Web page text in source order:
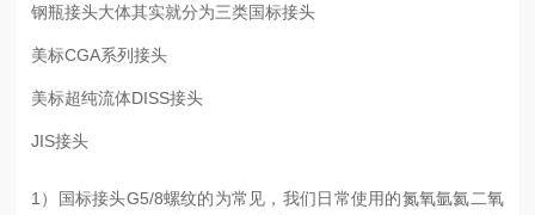
钢瓶接头大体其实就分为三类国标接头
美标CGA系列接头
美标超纯流体DISS接头
JIS接头
1）国标接头G5/8螺纹的为常见，我们日常使用的氮氧氩氦二氧